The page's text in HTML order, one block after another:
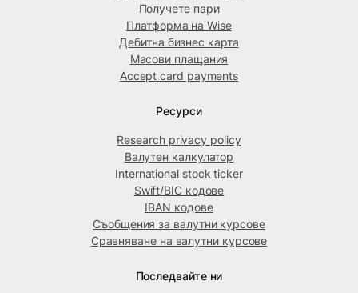
Получете пари
Платформа на Wise
Дебитна бизнес карта
Масови плащания
Accept card payments
Ресурси
Research privacy policy
Валутен калкулатор
International stock ticker
Swift/BIC кодове
IBAN кодове
Съобщения за валутни курсове
Сравняване на валутни курсове
Последвайте ни